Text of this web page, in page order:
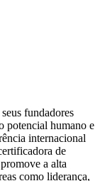
fundadores
potencial humano e
internacional
de
a alta
como liderança,